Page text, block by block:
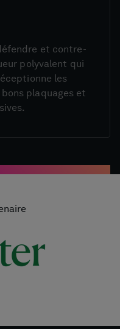
et contre-
polyvalent qui
les
plaquages et